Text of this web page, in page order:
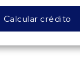
Calcular crédito